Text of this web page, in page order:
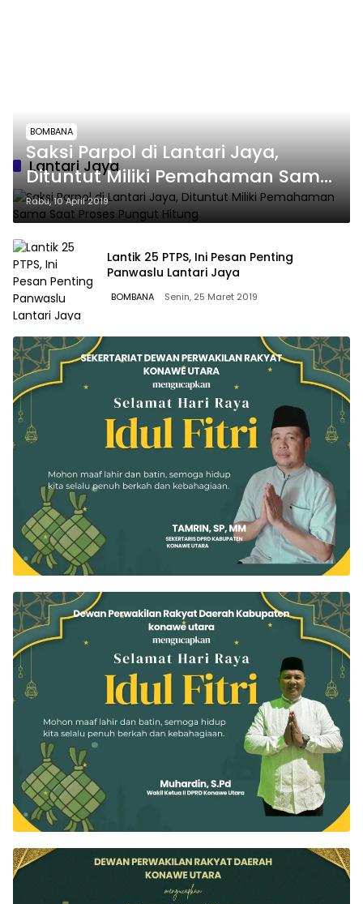
Lantari Jaya
BOMBANA
Saksi Parpol di Lantari Jaya,
Dituntut Miliki Pemahaman Sama
Saat Proses Pungut Hitung
Rabu, 10 April 2019
Lantik 25 PTPS, Ini Pesan Penting
Panwaslu Lantari Jaya
BOMBANA Senin, 25 Maret 2019